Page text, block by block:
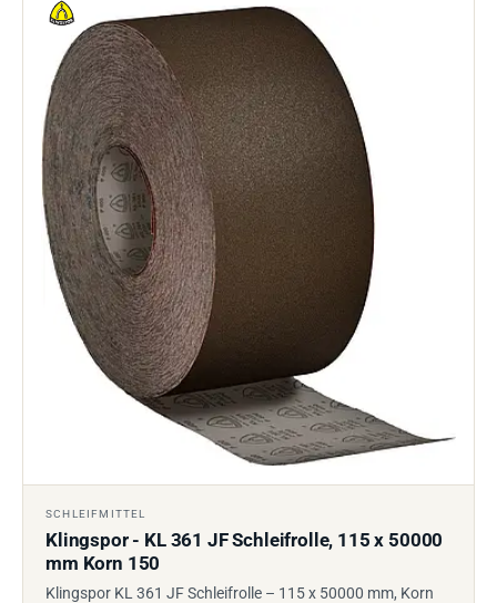
SCHLEIFMITTEL
Klingspor - KL 361 JF Schleifrolle, 115 x 50000
mm Korn 150
Klingspor KL 361 JF Schleifrolle – 115 x 50000 mm, Korn